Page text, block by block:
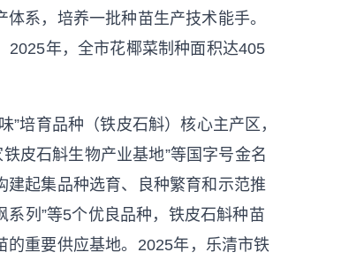
系，培养一批种苗生产技术能手。
2025年，全市花椰菜制种面积达405
育品种（铁皮石斛）核心主产区，
皮石斛生物产业基地”等国字号金名
建起集品种选育、良种繁育和示范推
系列”等5个优良品种，铁皮石斛种苗
的重要供应基地。2025年，乐清市铁